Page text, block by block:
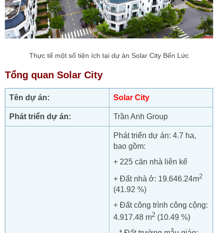
Thực tế một số tiện ích tại dự án Solar City Bến Lức
Tổng quan Solar City
Tên dự án: Solar City
Phát triển dự án: Trần Anh Group
Phát triển dự án: 4.7 ha,
bao gồm:
+ 225 căn nhà liên kế
+ Đất nhà ở: 19.646.24m2
(41.92 %)
+ Đất công trình công cộng:
4.917.48 m2 (10.49 %)